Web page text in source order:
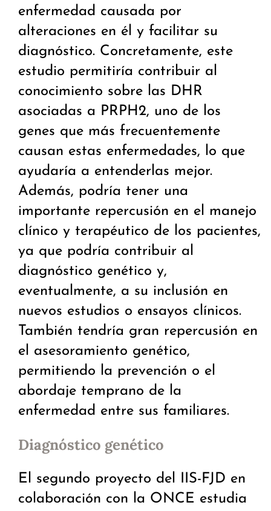
enfermedad causada por
alteraciones en él y facilitar su
diagnóstico. Concretamente, este
estudio permitiría contribuir al
conocimiento sobre las DHR
asociadas a PRPH2, uno de los
genes que más frecuentemente
causan estas enfermedades, lo que
ayudaría a entenderlas mejor.
Además, podría tener una
importante repercusión en el manejo
clínico y terapéutico de los pacientes,
ya que podría contribuir al
diagnóstico genético y,
eventualmente, a su inclusión en
nuevos estudios o ensayos clínicos.
También tendría gran repercusión en
el asesoramiento genético,
permitiendo la prevención o el
abordaje temprano de la
enfermedad entre sus familiares.
Diagnóstico genético
El segundo proyecto del IIS-FJD en
colaboración con la ONCE estudia